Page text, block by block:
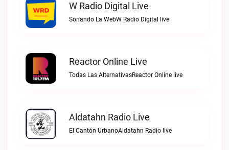
W Radio Digital Live
Sonando La WebW Radio Digital live
Reactor Online Live
Todas Las AlternativasReactor Online live
Aldatahn Radio Live
El Cantón UrbanoAldatahn Radio live